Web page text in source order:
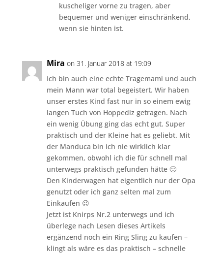
kuscheliger vorne zu tragen, aber
bequemer und weniger einschränkend,
wenn sie hinten ist.
Mira on 31. Januar 2018 at 19:09
Ich bin auch eine echte Tragemami und auch
mein Mann war total begeistert. Wir haben
unser erstes Kind fast nur in so einem ewig
langen Tuch von Hoppediz getragen. Nach
ein wenig Übung ging das echt gut. Super
praktisch und der Kleine hat es geliebt. Mit
der Manduca bin ich nie wirklich klar
gekommen, obwohl ich die für schnell mal
unterwegs praktisch gefunden hätte 🙁
Den Kinderwagen hat eigentlich nur der Opa
genutzt oder ich ganz selten mal zum
Einkaufen 😉
Jetzt ist Knirps Nr.2 unterwegs und ich
überlege nach Lesen dieses Artikels
ergänzend noch ein Ring Sling zu kaufen –
klingt als wäre es das praktisch – schnelle